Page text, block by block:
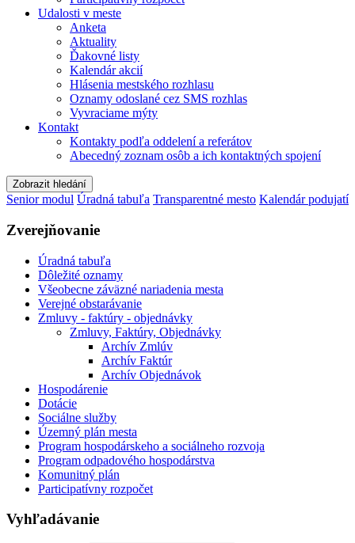
Udalosti v meste
Anketa
Aktuality
Ďakovné listy
Kalendár akcií
Hlásenia mestského rozhlasu
Oznamy odoslané cez SMS rozhlas
Vyvraciame mýty
Kontakt
Kontakty podľa oddelení a referátov
Abecedný zoznam osôb a ich kontaktných spojení
Zobrazit hledání
Senior modul Úradná tabuľa Transparentné mesto Kalendár podujatí
Zverejňovanie
Úradná tabuľa
Dôležité oznamy
Všeobecne záväzné nariadenia mesta
Verejné obstarávanie
Zmluvy - faktúry - objednávky
Zmluvy, Faktúry, Objednávky
Archív Zmlúv
Archív Faktúr
Archív Objednávok
Hospodárenie
Dotácie
Sociálne služby
Územný plán mesta
Program hospodárskeho a sociálneho rozvoja
Program odpadového hospodárstva
Komunitný plán
Participatívny rozpočet
Vyhľadávanie